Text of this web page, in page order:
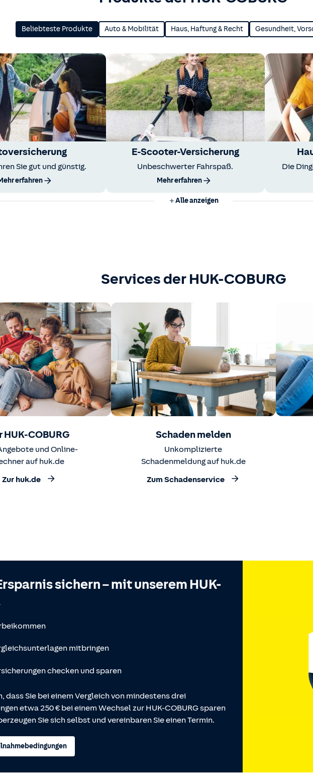
Beliebteste Produkte Auto & Mobilität Haus, Haftung & Recht Gesundheit,
Sie gut und günstig.
erfahren
E-Scooter-Versicherung
Unbeschwerter Fahrspaß.
Mehr erfahren
Die
Alle anzeigen
Services der HUK-COBURG
HUK-COBURG
und Online-
auf huk.de
Zur huk.de
Schaden melden
Unkomplizierte
Schadenmeldung auf huk.de
Zum Schadenservice
sichern – mit unserem HUK-
mitbringen
checken und sparen
dass Sie bei einem Vergleich von mindestens drei
etwa 250 € bei einem Wechsel zur HUK-COBURG sparen
Sie sich selbst und vereinbaren Sie einen Termin.